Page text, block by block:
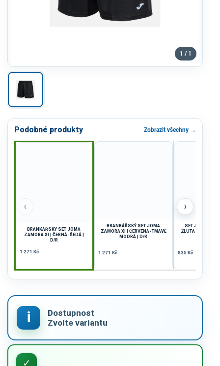
1 / 1
Podobné produkty Zobrazit všechny →
‹
BRANKÁŘSKÝ SET JOMA
ZAMORA XI | ČERNÁ-ŠEDÁ |
D/R
1 271 Kč
BRANKÁŘSKÝ SET JOMA
ZAMORA XI | ČERVENÁ-TMAVĚ
MODRÁ | D/R
1 271 Kč
SET JOMA
ŽLUTÁ FLUO-
835 Kč
›